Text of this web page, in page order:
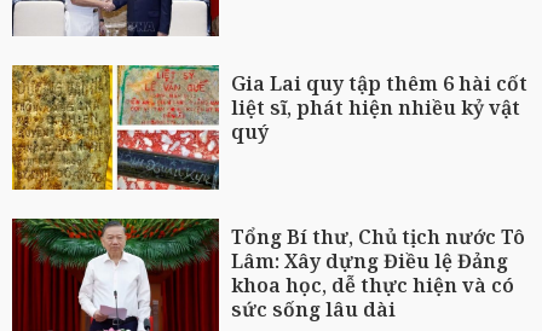
Gia Lai quy tập thêm 6 hài cốt
liệt sĩ, phát hiện nhiều kỷ vật
quý
Tổng Bí thư, Chủ tịch nước Tô
Lâm: Xây dựng Điều lệ Đảng
khoa học, dễ thực hiện và có
sức sống lâu dài